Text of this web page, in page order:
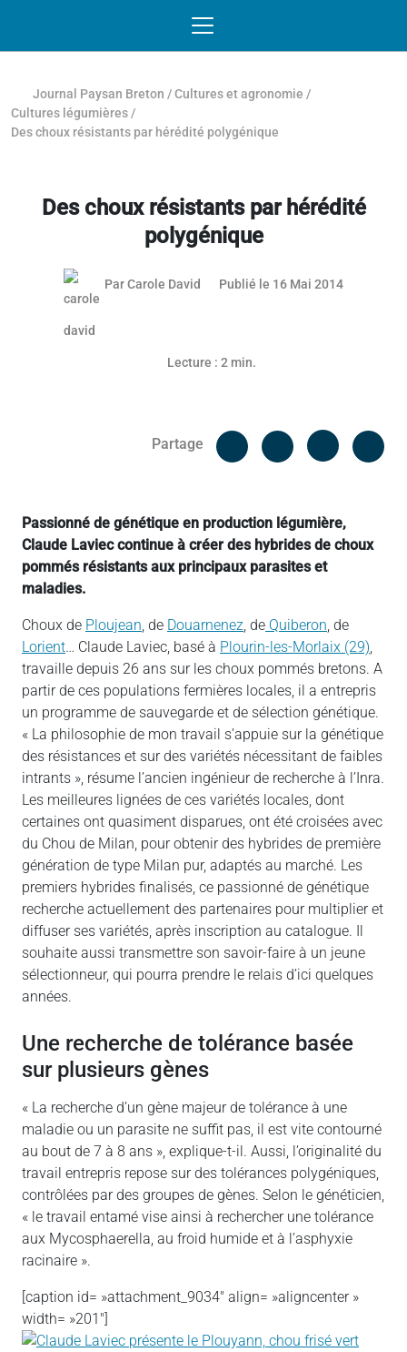
Journal Paysan Breton /Cultures et agronomie /
Cultures légumières /
Des choux résistants par hérédité polygénique
Des choux résistants par hérédité
polygénique
ParCarole David Publié le 16 Mai 201403 mai
Lecture : 2 min.
Partage
Facebook
Passionné de génétique en production légumière,
Claude Laviec continue à créer des hybrides de choux
pommés résistants aux principaux parasites et
maladies.
Choux de Ploujean , de Douarnenez , de Quiberon , de
Lorient… Claude Laviec, basé à Plourin-les-Morlaix (29)
travaille depuis 26 ans sur les choux pommés bretons. A
partir de ces populations fermières locales, il a entrepris
un programme de sauvegarde et de sélection génétique.
« La philosophie de mon travail s’appuie sur la génétique
des résistances et sur des variétés nécessitant de faibles
intrants », résume l’ancien ingénieur de recherche à l’Inra.
Les meilleures lignées de ces variétés locales, dont
certaines ont quasiment disparues, ont été croisées avec
du Chou de Milan, pour obtenir des hybrides de première
génération de type Milan pur, adaptés au marché. Les
premiers hybrides finalisés, ce passionné de génétique
recherche actuellement des partenaires pour multiplier et
diffuser ses variétés, après inscription au catalogue. Il
souhaite aussi transmettre son savoir-faire à un jeune
sélectionneur, qui pourra prendre le relais d’ici quelques
années.
Une recherche de tolérance basée
sur plusieurs gènes
« La recherche d’un gène majeur de tolérance à une
maladie ou un parasite ne suffit pas, il est vite contourné
au bout de 7 à 8 ans », explique-t-il. Aussi, l’originalité du
travail entrepris repose sur des tolérances polygéniques,
contrôlées par des groupes de gènes. Selon le généticien,
« le travail entamé vise ainsi à rechercher une tolérance
aux Mycosphaerella, au froid humide et à l’asphyxie
racinaire ».
[caption id= »attachment_9034″ align= »aligncenter »
width= »201″]